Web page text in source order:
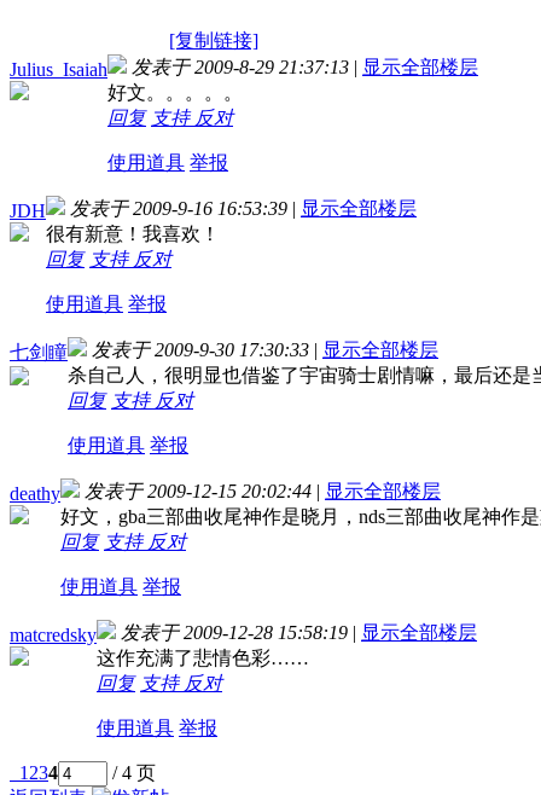
[复制链接]
Julius_Isaiah
发表于 2009-8-29 21:37:13 | 显示全部楼层
好文。。。。。
回复 支持 反对
使用道具 举报
JDH 发表于 2009-9-16 16:53:39 | 显示全部楼层
很有新意！我喜欢！
回复 支持 反对
使用道具 举报
七剑瞳 发表于 2009-9-30 17:30:33 | 显示全部楼层
杀自己人，很明显也借鉴了宇宙骑士剧情嘛，最后还是
回复 支持 反对
使用道具 举报
deathy 发表于 2009-12-15 20:02:44 | 显示全部楼层
好文，gba三部曲收尾神作是晓月，nds三部曲收尾神作
回复 支持 反对
使用道具 举报
matcredsky 发表于 2009-12-28 15:58:19 | 显示全部楼层
这作充满了悲情色彩……
回复 支持 反对
使用道具 举报
1 234
/ 4 页